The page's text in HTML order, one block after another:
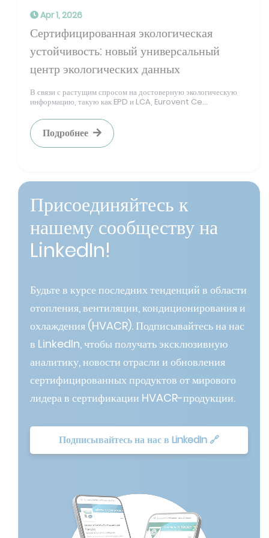
Apr 1, 2026
Сертифицированная экологическая
устойчивость: новый универсальный
центр экологических данных
В связи с растущим спросом на достоверную экологическую
информацию, такую как EPD и LCA, Eurovent Ce...
Подробнее
Присоединяйтесь к
нашему сообществу на
LinkedIn!
Будьте в курсе последних тенденций в области
отопления, вентиляции, кондиционирования и
охлаждения (HVACR). Подписывайтесь на нас
в LinkedIn, чтобы получать эксклюзивную
аналитику, новости отрасли и обновления
сертифицированных продуктов от мирового
лидера в сертификации HVACR-продукции.
Подписывайтесь на нас в LinkedIn 🔗